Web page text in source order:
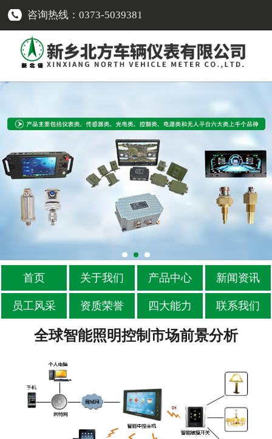
咨询热线：0373-5039381
首页 关于我们 产品中心 新闻资讯
员工风采 资质荣誉 四大能力 联系我们
全球智能照明控制市场前景分析